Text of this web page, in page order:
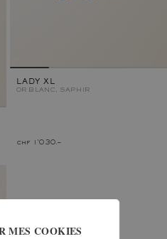
LADY XL
OR BLANC, SAPHIR
chf 1'030.–
MES COOKIES